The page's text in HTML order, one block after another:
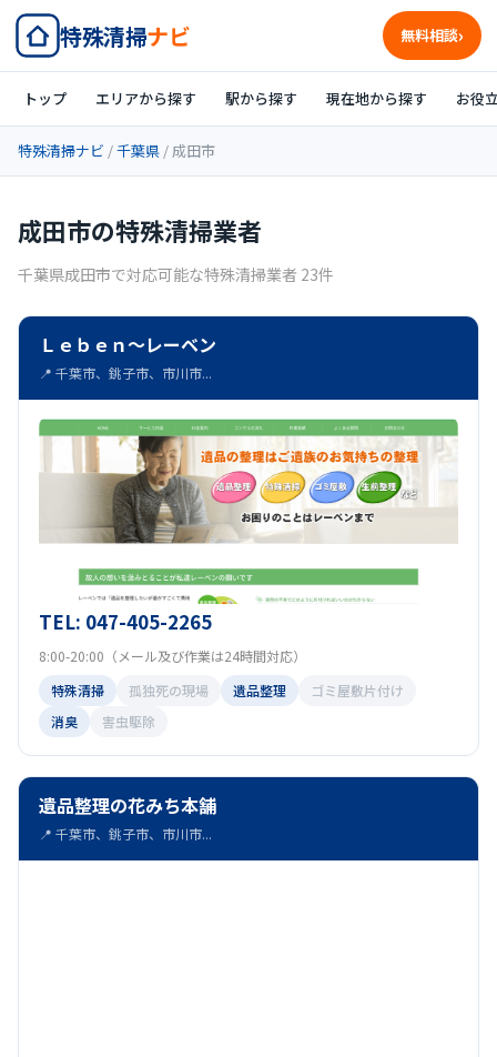
特殊清掃ナビ 無料相談
トップ エリアから探す 駅から探す 現在地から探す お役
特殊清掃ナビ /千葉県 / 成田市
成田市の特殊清掃業者
千葉県成田市で対応可能な特殊清掃業者 23件
Ｌｅｂｅｎ～レーベン
📍 千葉市、銚子市、市川市...
TEL: 047-405-2265
8:00-20:00（メール及び作業は24時間対応）
特殊清掃
孤独死の現場 遺品整理
ゴミ屋敷片付け
消臭
害虫駆除
遺品整理の花みち本舗
📍 千葉市、銚子市、市川市...